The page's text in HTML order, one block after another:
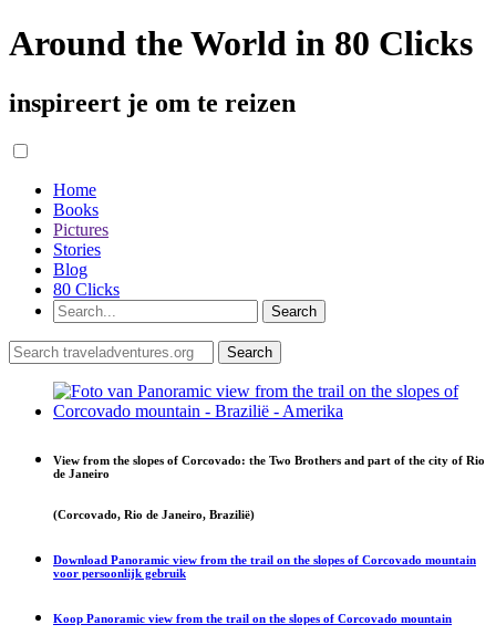
Around the World in 80 Clicks
inspireert je om te reizen
Home
Books
Pictures
Stories
Blog
80 Clicks
View from the slopes of Corcovado: the Two Brothers and part of the city of Rio
de Janeiro
(Corcovado, Rio de Janeiro, Brazilië)
Download Panoramic view from the trail on the slopes of Corcovado mountain
voor persoonlijk gebruik
Koop Panoramic view from the trail on the slopes of Corcovado mountain